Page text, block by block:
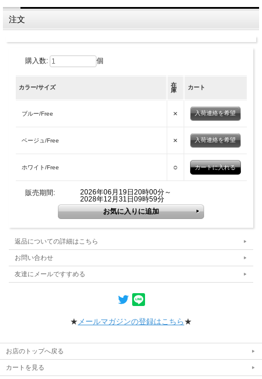
注文
購入数: 個
カラー/サイズ
在
庫
カート
ブルー/Free × 入荷連絡を希望
ベージュ/Free × 入荷連絡を希望
ホワイト/Free ○
販売期間:
2026年06月19日20時00分～
2028年12月31日09時59分
返品についての詳細はこちら
お問い合わせ
友達にメールですすめる
★ メールマガジンの登録はこちら ★
お店のトップへ戻る
カートを見る